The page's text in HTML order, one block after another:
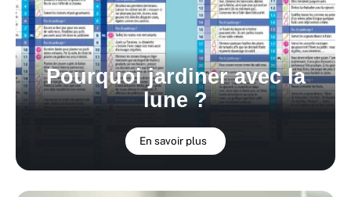
Pourquoi jardiner avec la
lune ?
En savoir plus